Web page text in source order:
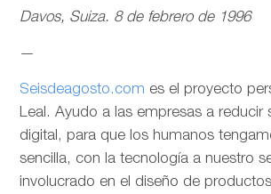
Davos, Suiza. 8 de febrero de 1996
—
Seisdeagosto.com es el proyecto
Leal. Ayudo a las empresas a reducir
digital, para que los humanos
sencilla, con la tecnología a nuestro
involucrado en el diseño de